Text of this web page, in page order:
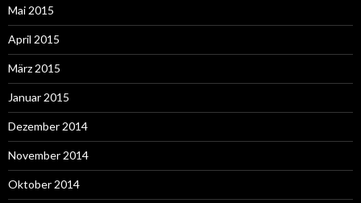
Mai 2015
April 2015
März 2015
Januar 2015
Dezember 2014
November 2014
Oktober 2014